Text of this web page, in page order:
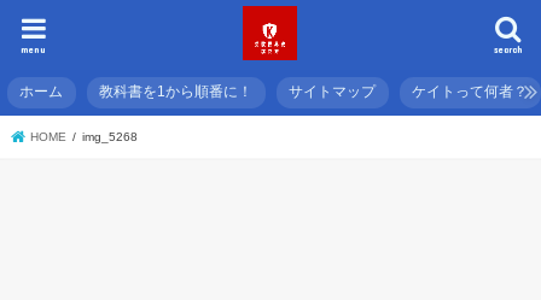
search
menu
ホーム 教科書を1から順番に！ サイトマップ ケイトって何者？
HOME img_5268